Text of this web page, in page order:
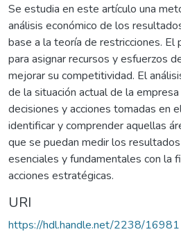
Se estudia en este artículo una
análisis económico de los
base a la teoría de restricciones.
para asignar recursos y esfuerzos
mejorar su competitividad. El
de la situación actual de la
decisiones y acciones tomadas en
identificar y comprender aquellas
que se puedan medir los
esenciales y fundamentales con la
acciones estratégicas.
URI
https://hdl.handle.net/2238/16981